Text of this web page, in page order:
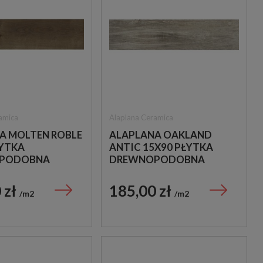
289,00 zł
239,00 zł
285,00 zł
235,00 zł
MOLTEN ROBLE
m2
ALAPLANA OAKLAND
ANTIC 15X90 PŁYTKA
DREWNOPODOBNA
185,00 zł m2